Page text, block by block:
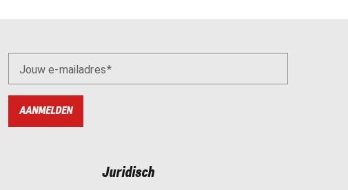
Jouw e-mailadres
AANMELDEN
Juridisch